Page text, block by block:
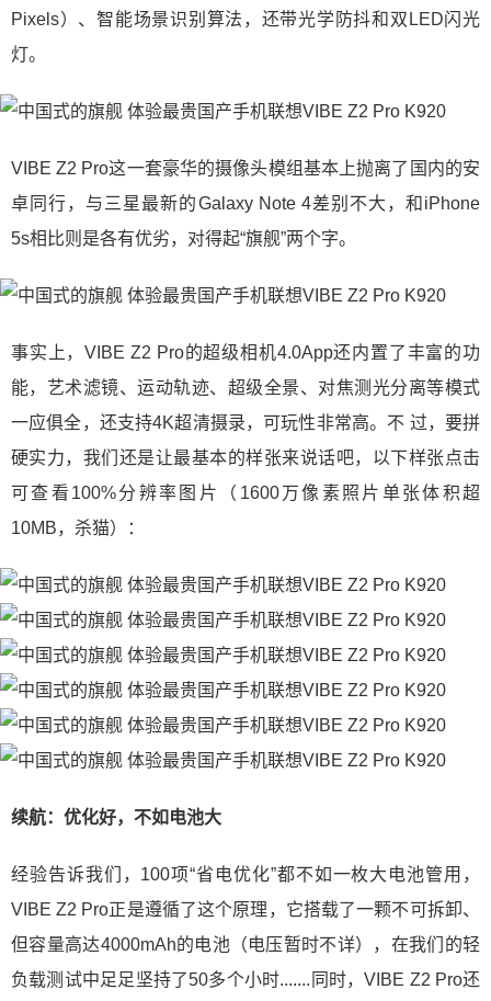
Pixels）、智能场景识别算法，还带光学防抖和双LED闪光
灯。
VIBE Z2 Pro这一套豪华的摄像头模组基本上抛离了国内的安
卓同行，与三星最新的Galaxy Note 4差别不大，和iPhone
5s相比则是各有优劣，对得起“旗舰”两个字。
事实上，VIBE Z2 Pro的超级相机4.0App还内置了丰富的功
能，艺术滤镜、运动轨迹、超级全景、对焦测光分离等模式
一应俱全，还支持4K超清摄录，可玩性非常高。不 过，要拼
硬实力，我们还是让最基本的样张来说话吧，以下样张点击
可查看100%分辨率图片（1600万像素照片单张体积超
10MB，杀猫）：
续航：优化好，不如电池大
经验告诉我们，100项“省电优化”都不如一枚大电池管用，
VIBE Z2 Pro正是遵循了这个原理，它搭载了一颗不可拆卸、
但容量高达4000mAh的电池（电压暂时不详），在我们的轻
负载测试中足足坚持了50多个小时.......同时，VIBE Z2 Pro还